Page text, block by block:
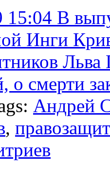
15:04 В
Инги
о смерти
Андрей
,